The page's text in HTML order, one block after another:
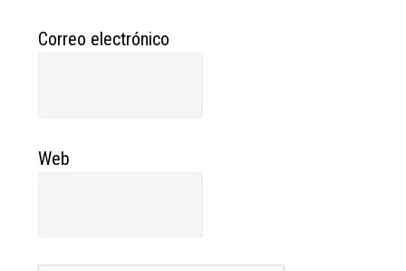
Correo electrónico
Web